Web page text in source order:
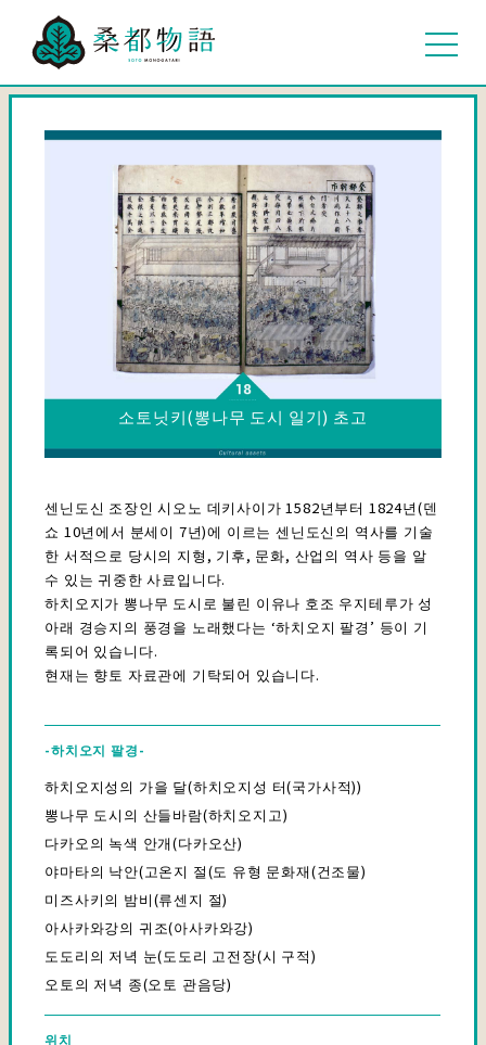
소토닛키(뽕나무 도시 일기) 초고
센닌도신 조장인 시오노 데키사이가 1582년부터 1824년(덴
쇼 10년에서 분세이 7년)에 이르는 센닌도신의 역사를 기술
한 서적으로 당시의 지형, 기후, 문화, 산업의 역사 등을 알
수 있는 귀중한 사료입니다.
하치오지가 뽕나무 도시로 불린 이유나 호조 우지테루가 성
아래 경승지의 풍경을 노래했다는 ‘하치오지 팔경’ 등이 기
록되어 있습니다.
현재는 향토 자료관에 기탁되어 있습니다.
-하치오지 팔경-
하치오지성의 가을 달(하치오지성 터(국가사적))
뽕나무 도시의 산들바람(하치오지고)
다카오의 녹색 안개(다카오산)
야마타의 낙안(고온지 절(도 유형 문화재(건조물)
미즈사키의 밤비(류센지 절)
아사카와강의 귀조(아사카와강)
도도리의 저녁 눈(도도리 고전장(시 구적)
오토의 저녁 종(오토 관음당)
위치